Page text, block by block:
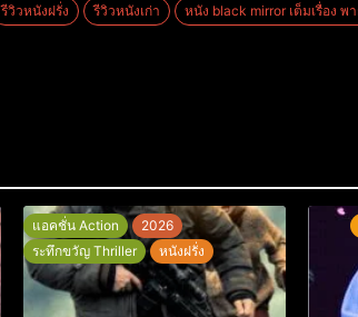
รีวิวหนังฝรั่ง รีวิวหนังเก่า หนัง black mirror เต็มเรื่อง พ
แอคชั่น Action
2026
ระทึกขวัญ Thriller
หนังฝรั่ง